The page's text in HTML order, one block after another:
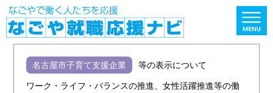
名古屋市子育て支援企業 等の表示について
ワーク・ライフ・バランスの推進、女性活躍推進等の働